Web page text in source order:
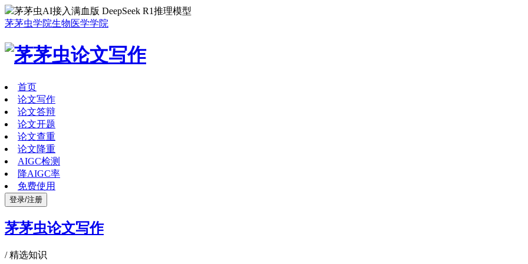
茅茅虫AI接入满血版 DeepSeek R1推理模型
茅茅虫学院生物医学学院
首页
论文写作
论文答辩
论文开题
论文查重
论文降重
AIGC检测
降AIGC率
免费使用
登录/注册
茅茅虫论文写作
/精选知识